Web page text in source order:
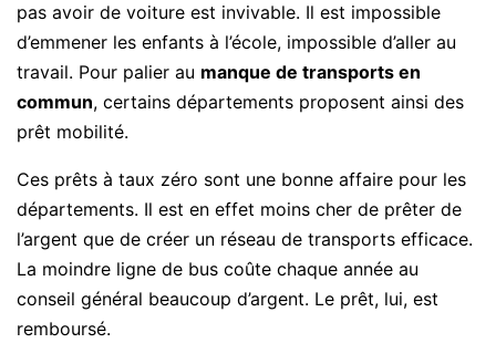
pas avoir de voiture est invivable. Il est impossible
d’emmener les enfants à l’école, impossible d’aller au
travail. Pour palier au manque de transports en
commun, certains départements proposent ainsi des
prêt mobilité.
Ces prêts à taux zéro sont une bonne affaire pour les
départements. Il est en effet moins cher de prêter de
l’argent que de créer un réseau de transports efficace.
La moindre ligne de bus coûte chaque année au
conseil général beaucoup d’argent. Le prêt, lui, est
remboursé.